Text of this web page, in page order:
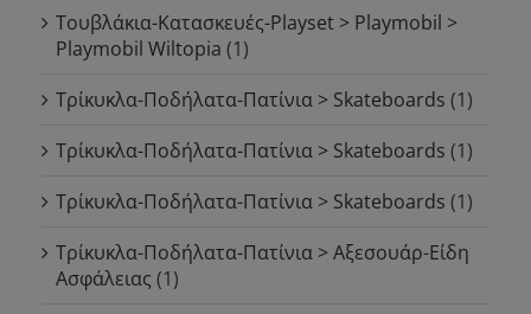
Τουβλάκια-Κατασκευές-Playset > Playmobil >
Playmobil Wiltopia (1)
Τρίκυκλα-Ποδήλατα-Πατίνια > Skateboards (1)
Τρίκυκλα-Ποδήλατα-Πατίνια > Skateboards (1)
Τρίκυκλα-Ποδήλατα-Πατίνια > Skateboards (1)
Τρίκυκλα-Ποδήλατα-Πατίνια > Αξεσουάρ-Είδη
Ασφάλειας (1)